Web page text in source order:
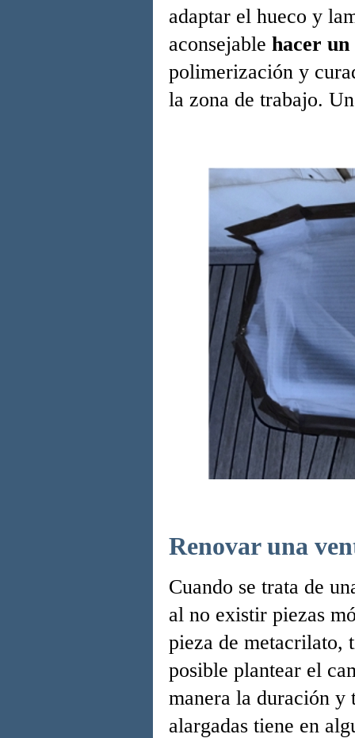
adaptar el hueco y
aconsejable hacer un
polimerización y
la zona de trabajo.
Renovar una
Cuando se trata de
al no existir piezas
pieza de metacrilato,
posible plantear el
manera la duración y
alargadas tiene en